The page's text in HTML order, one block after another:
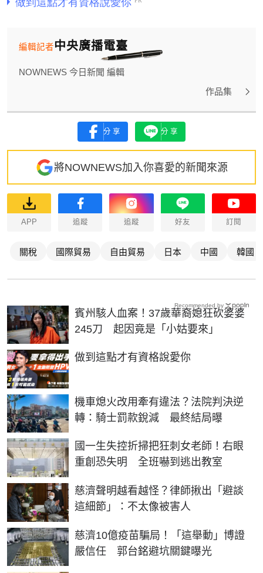
中央廣播電臺
編輯記者
NOWNEWS 今日新聞 編輯
作品集
分享 分享
將NOWNEWS加入你喜愛的新聞來源
APP 追蹤 追蹤 好友 訂閱
關稅 國際貿易 自由貿易 日本 中國 韓國
賓州駭人血案！37歲華裔媳狂砍婆婆
245刀 起因竟是「小姑要來」
做到這點才有資格說愛你
PR
機車熄火改用牽有違法？法院判決逆
轉：騎士罰款銳減 最終結局曝
國一生失控折掃把狂刺女老師！右眼
重創恐失明 全班嚇到逃出教室
慈濟聲明越看越怪？律師揪出「避談
這細節」：不太像被害人
慈濟10億疫苗騙局！「這舉動」博證
嚴信任 郭台銘避坑關鍵曝光
Recommended by